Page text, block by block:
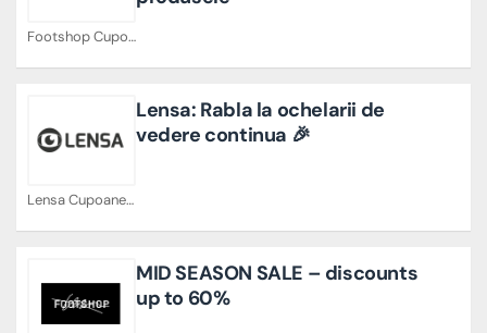
Footshop Cupoane
Lensa Cupoane
Lensa: Rabla la ochelarii de
vedere continua 🎉
MID SEASON SALE – discounts
up to 60%